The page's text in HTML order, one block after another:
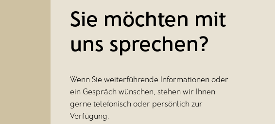
Sie möchten mit
uns sprechen?
Wenn Sie weiterführende Informationen oder
ein Gespräch wünschen, stehen wir Ihnen
gerne telefonisch oder persönlich zur
Verfügung.